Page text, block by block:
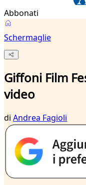
Abbonati
Schermaglie
Giffoni Film
video
di Andrea Fagioli